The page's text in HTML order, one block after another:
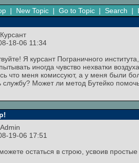
| New Topic | Go to Topic | Search |
18-06 11:34
Я курсант Пограничного
иногда чувство нехватки
что меня комиссуют, а у меня были
службу? Может ли метод Бутейко
Admin
19-06 17:51
остаться в строю, усвоив